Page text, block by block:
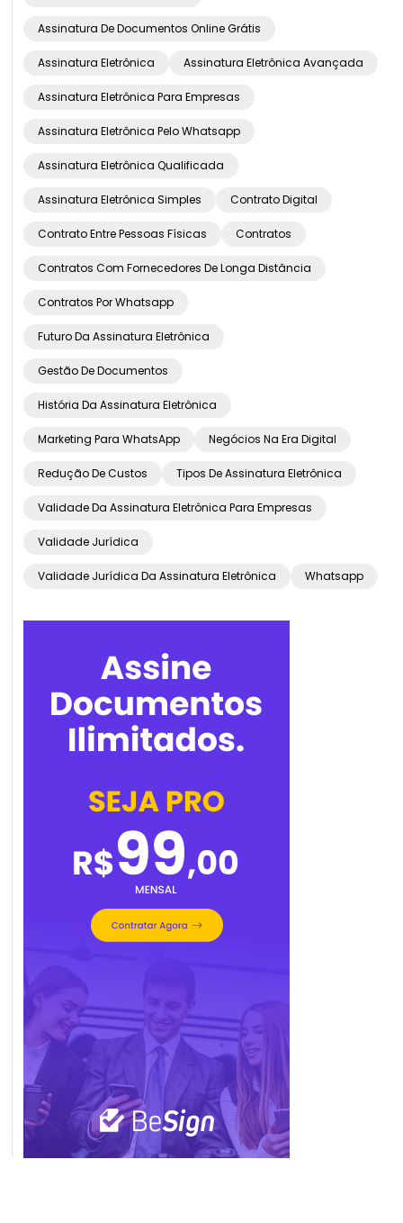
Assinatura De Documentos Online Grátis
Assinatura Eletrônica Assinatura Eletrônica Avançada
Assinatura Eletrônica Para Empresas
Assinatura Eletrônica Pelo Whatsapp
Assinatura Eletrônica Qualificada
Assinatura Eletrônica Simples Contrato Digital
Contrato Entre Pessoas Físicas Contratos
Contratos Com Fornecedores De Longa Distância
Contratos Por Whatsapp
Futuro Da Assinatura Eletrônica
Gestão De Documentos
História Da Assinatura Eletrônica
Marketing Para WhatsApp Negócios Na Era Digital
Redução De Custos Tipos De Assinatura Eletrônica
Validade Da Assinatura Eletrônica Para Empresas
Validade Jurídica
Validade Jurídica Da Assinatura Eletrônica Whatsapp